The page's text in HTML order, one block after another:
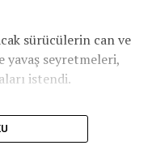
sürücülerin can ve
yavaş seyretmeleri,
istendi.